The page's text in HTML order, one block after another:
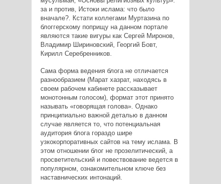
за и против, Истоки ислама: что было
вначале?. Кстати коллегами Муртазина по
блоггерскому поприщу на данном портале
являются такие вигуры как Сергей Миронов,
Владимир Шириновский, Георгий Бовт,
Кирилл Серебренников.
Сама форма ведения блога не отличается
разнообразием (Марат хазрат, находясь в
своем рабочем кабинете рассказывает
монотонным голосом), формат этот принято
называть «говорящая голова». Однако
принципиально важной деталью в данном
случае является то, что потенциальная
аудитория блога гораздо шире
узкокорпоративных сайтов на тему ислама. В
этом отношении блог не прозелитический, а
просветительский и повествование ведется в
популярном, ознакомительном ключе без
наставнических интонаций.